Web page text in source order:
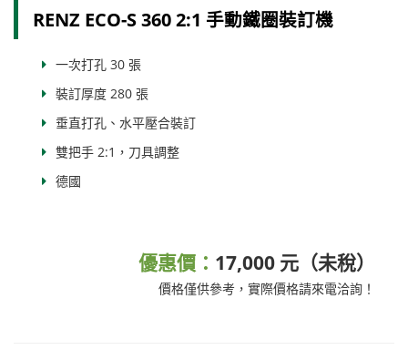
RENZ ECO-S 360 2:1 手動鐵圈裝訂機
一次打孔 30 張
裝訂厚度 280 張
垂直打孔、水平壓合裝訂
雙把手 2:1，刀具調整
德國
優惠價： 17,000 元（未稅）
價格僅供參考，實際價格請來電洽詢！